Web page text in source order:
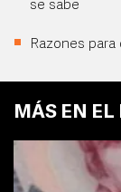
se sabe
Razones
MÁS EN